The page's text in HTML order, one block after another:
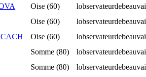
Oise (60)
Oise (60)
Oise (60)
Somme (80)
Somme (80)